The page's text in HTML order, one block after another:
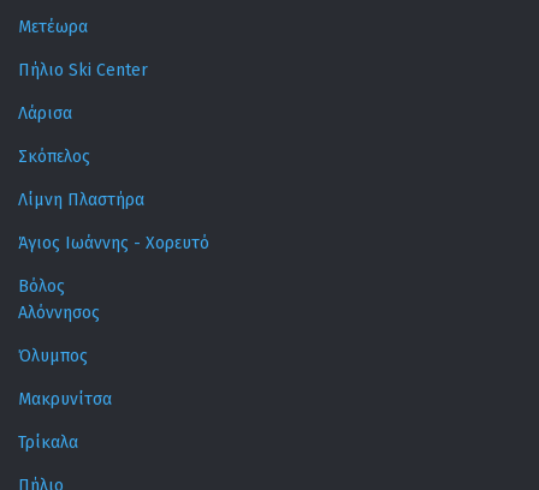
Μετέωρα
Πήλιο Ski Center
Λάρισα
Σκόπελος
Λίμνη Πλαστήρα
Άγιος Ιωάννης - Χορευτό
Βόλος
Αλόννησος
Όλυμπος
Μακρυνίτσα
Τρίκαλα
Πήλιο